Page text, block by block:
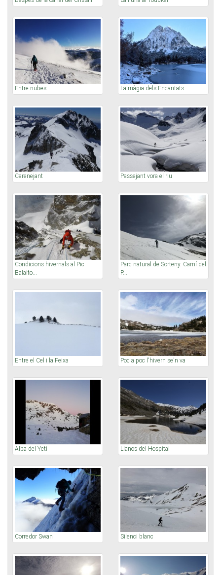
Entre nubes La màgia dels Encantats
Carenejant Passejant vora el riu
Condicions hivernals al Pic
Balaito...
Parc natural de Sorteny. Camí del
P...
Entre el Cel i la Feixa Poc a poc l'hivern se'n va
Alba del Yeti Llanos del Hospital
Corredor Swan Silenci blanc